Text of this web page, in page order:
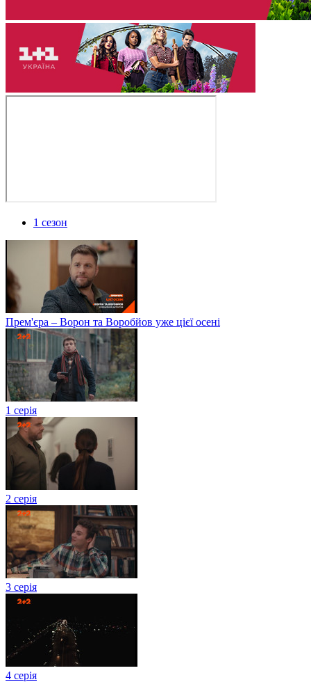
1 сезон
Прем'єра – Ворон та Воробйов уже цієї осені
1 серія
2 серія
3 серія
4 серія